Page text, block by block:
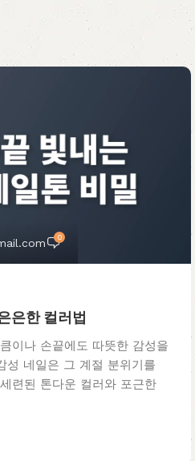
0
은한 컬러법
이나 손끝에도 따뜻한 감성을
성 네일은 그 계절 분위기를
련된 톤다운 컬러와 포근한